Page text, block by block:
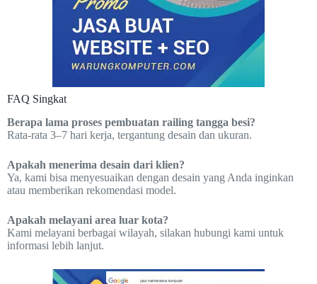
FAQ Singkat
Berapa lama proses pembuatan railing tangga besi?
Rata-rata 3–7 hari kerja, tergantung desain dan ukuran.
Apakah menerima desain dari klien?
Ya, kami bisa menyesuaikan dengan desain yang Anda inginkan
atau memberikan rekomendasi model.
Apakah melayani area luar kota?
Kami melayani berbagai wilayah, silakan hubungi kami untuk
informasi lebih lanjut.